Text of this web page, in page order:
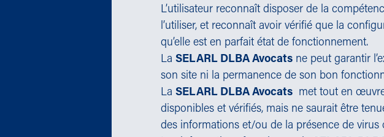
L’utilisateur reconnaît disposer de la
l’utiliser, et reconnaît avoir vérifié que la
qu’elle est en parfait état de fonctionnement.
La SELARL DLBA Avocats ne peut garantir
son site ni la permanence de son bon
La SELARL DLBA Avocats met tout en
disponibles et vérifiés, mais ne saurait être
des informations et/ou de la présence de